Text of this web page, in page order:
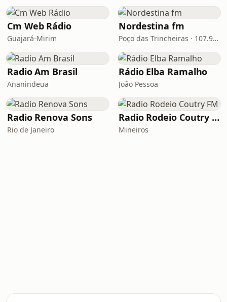
Cm Web Rádio
Guajará-Mirim
Nordestina fm
Poço das Trincheiras · 107.9 FM
Radio Am Brasil
Ananindeua
Rádio Elba Ramalho
João Pessoa
Radio Renova Sons
Rio de Janeiro
Radio Rodeio Coutry FM
Mineiros